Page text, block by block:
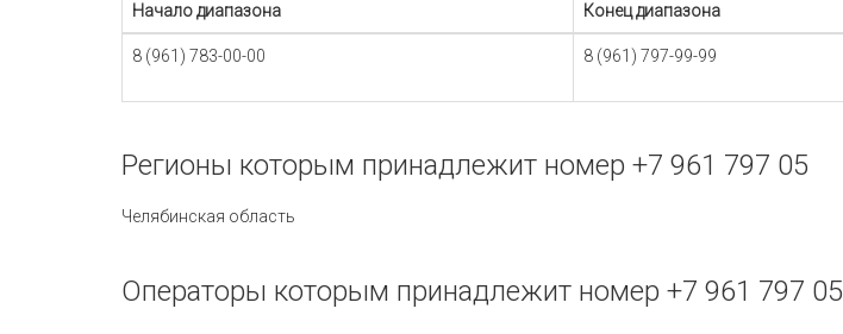
Начало диапазона Конец диапазона
8 (961) 783-00-00 8 (961) 797-99-99
Регионы которым принадлежит номер +7 961 797 05
Челябинская область
Операторы которым принадлежит номер +7 961 797 05